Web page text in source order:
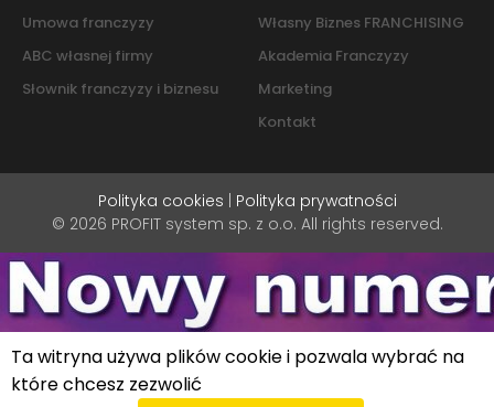
Umowa franczyzy
ABC własnej firmy
Słownik franczyzy i biznesu
Własny Biznes FRANCHISING
Akademia Franczyzy
Marketing
Kontakt
Polityka cookies
Polityka prywatności
© 2026 PROFIT system sp. z o.o. All rights reserved.
Ta witryna używa plików cookie i pozwala wybrać na
które chcesz zezwolić